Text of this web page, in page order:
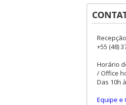
+55 (48)
Horário
/ Office
Das 10h
Equipe e